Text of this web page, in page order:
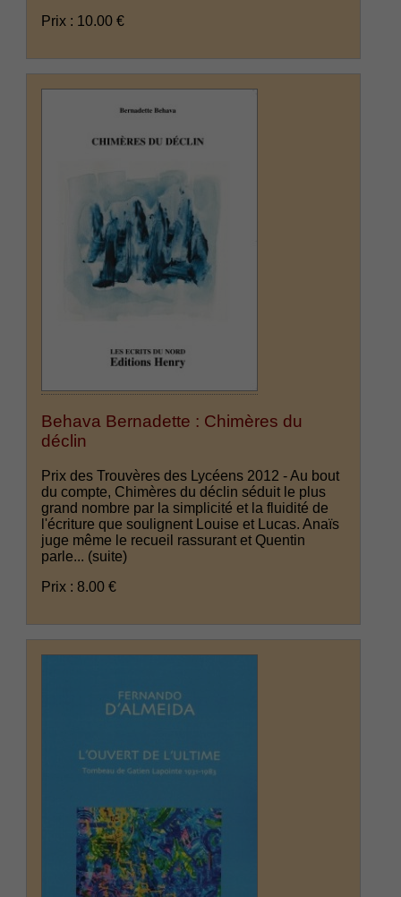
Prix : 10.00 €
Behava Bernadette : Chimères du
déclin
Prix des Trouvères des Lycéens 2012 - Au bout
du compte, Chimères du déclin séduit le plus
grand nombre par la simplicité et la fluidité de
l'écriture que soulignent Louise et Lucas. Anaïs
juge même le recueil rassurant et Quentin
parle... (suite)
Prix : 8.00 €